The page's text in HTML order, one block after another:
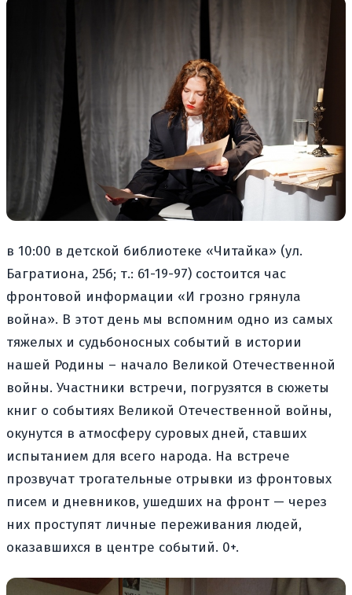
в 10:00 в детской библиотеке «Читайка» (ул.
Багратиона, 25б; т.: 61-19-97) состоится час
фронтовой информации «И грозно грянула
война». В этот день мы вспомним одно из самых
тяжелых и судьбоносных событий в истории
нашей Родины – начало Великой Отечественной
войны. Участники встречи, погрузятся в сюжеты
книг о событиях Великой Отечественной войны,
окунутся в атмосферу суровых дней, ставших
испытанием для всего народа. На встрече
прозвучат трогательные отрывки из фронтовых
писем и дневников, ушедших на фронт — через
них проступят личные переживания людей,
оказавшихся в центре событий. 0+.